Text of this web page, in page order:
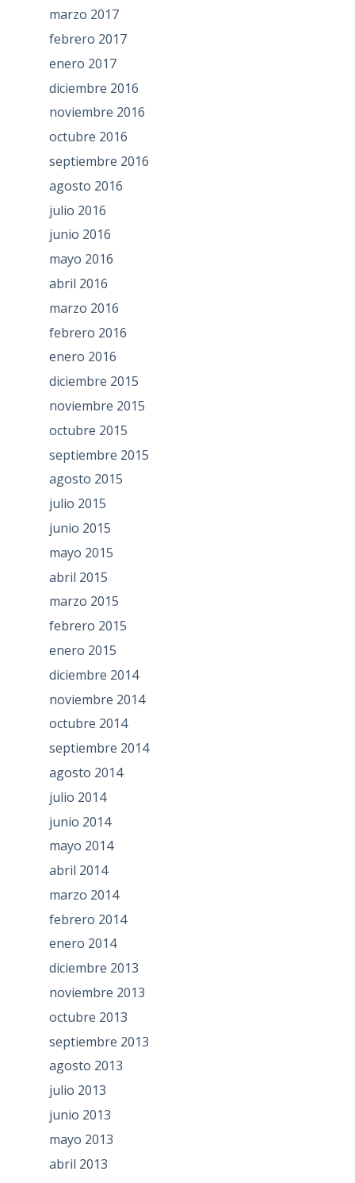
marzo 2017
febrero 2017
enero 2017
diciembre 2016
noviembre 2016
octubre 2016
septiembre 2016
agosto 2016
julio 2016
junio 2016
mayo 2016
abril 2016
marzo 2016
febrero 2016
enero 2016
diciembre 2015
noviembre 2015
octubre 2015
septiembre 2015
agosto 2015
julio 2015
junio 2015
mayo 2015
abril 2015
marzo 2015
febrero 2015
enero 2015
diciembre 2014
noviembre 2014
octubre 2014
septiembre 2014
agosto 2014
julio 2014
junio 2014
mayo 2014
abril 2014
marzo 2014
febrero 2014
enero 2014
diciembre 2013
noviembre 2013
octubre 2013
septiembre 2013
agosto 2013
julio 2013
junio 2013
mayo 2013
abril 2013